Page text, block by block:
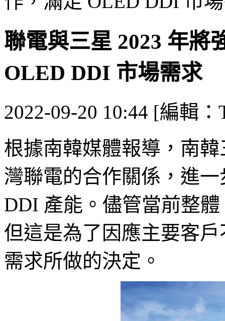
聯電與三星 2023 年將
OLED DDI 市場需求
2022-09-20 10:44 [編輯
根據南韓媒體報導，南
灣聯電的合作關係，進
DDI 產能。儘管當前整
但這是為了因應主要客
需求所做的決定。